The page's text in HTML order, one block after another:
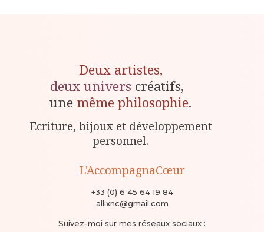
Deux artistes,
deux univers créatifs,
une même philosophie.
Ecriture, bijoux et développement
personnel.
L'AccompagnaCœur
+33 (0) 6 45 64 19 84
allixnc@gmail.com
Suivez-moi sur mes réseaux sociaux :